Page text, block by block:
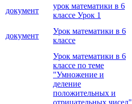
документ
урок математики в 6
классе Урок 1
документ
Урок математики в 6
классе
Урок математики в 6
классе по теме
"Умножение и
деление
положительных и